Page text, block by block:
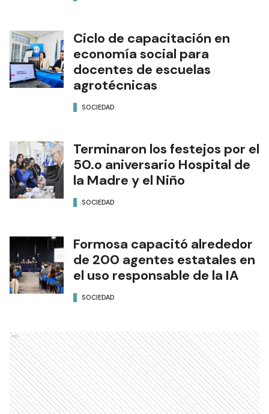
Ciclo de capacitación en
economía social para
docentes de escuelas
agrotécnicas
SOCIEDAD
Terminaron los festejos por el
50.o aniversario Hospital de
la Madre y el Niño
SOCIEDAD
Formosa capacitó alrededor
de 200 agentes estatales en
el uso responsable de la IA
SOCIEDAD
Ads